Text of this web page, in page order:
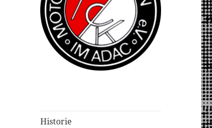
Historie